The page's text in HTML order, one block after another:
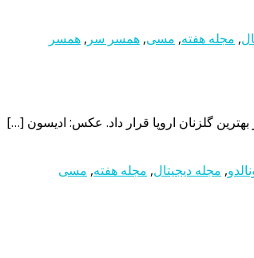
, مجله هفته, مسی, همسر سر , همسر
, مجله دیجیتال, مجله هفته, مسی